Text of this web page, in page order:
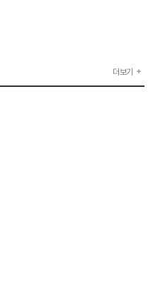
현금성자산 자금운용 업무 -
상시특별금리 : 기준금리를 제외한
스템과 은행시스템을 연계한
정리 가능한 ATM 설치 - 임직원의
무 ○ 클린카드로 업종별 사용제한 가능
용 여부 ○ 법인카드 발급 및 모니터링
템 여부 - 실시간 조회 및
법인카드 적립률 및 카드별 부가서비스
용, 주유용, 항공료 사용 등 용도별 제안
(보험, 할인혜택) 제공 ○ 연회비 면제 및
○ 기타사항(동종업계 내 제안사의
원 - 입출금내역(가상계좌 포함) D/B연계
전송 기능 제공 - 법인카드 실시간 승인
○ 시스템 유지보수 및 기타 지원 ○
서 본격적으로 청년 주거문제를 해결하기
그런데, 청년 주거문제를 들여다보면
년주거정책연구단이 만들어지면서
들을 정리해보고, 큰 틀에서의 방향성을
췄던 것과 달리, 이 연구는 만 19~39세
연구라는 데 의미가 있다. 또한, 청년의
일자리, 금융(부채), 교육 등 삶 전반의
‘공간’, ‘경제’, ‘시간(생애주기)’이라는 세
통합 기반의 방향성을 입체적으로
나 공급 확대를 넘어, 연령통합적 관점에
다는 제안을 한 것도 성과라 할 수 있다.
했다는 점에서도 의의가 있다고 본다.
고 연구에 담아낼 수 있을까 하는 우려가
관한 책을 쭉 읽어보고, 주요한 트렌드
더보기
고회 [오민준 전문연구원]